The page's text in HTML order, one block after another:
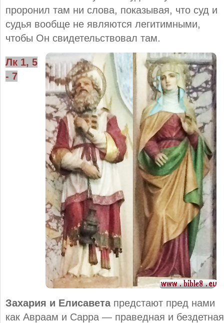
проронил там ни слова, показывая, что суд и
судья вообще не являются легитимными,
чтобы Он свидетельствовал там.
Лк 1, 5
- 7
Захария и Елисаветапредстают пред нами
как Авраам и Сарра — праведная и бездетная